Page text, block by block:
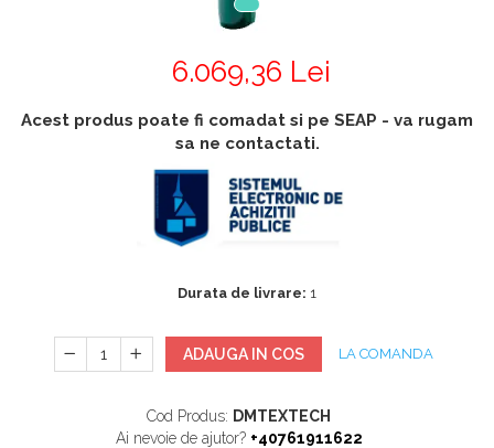
termoviziune
Accesorii De Trecere A Apei Si
Detectoare De Gaze
Dispozitive De Masurare
Diverse Dispozitive De
Filtre Si Sorburi
6.069,36 Lei
Acest produs poate fi comadat si pe SEAP - va rugam
sa ne contactati.
Durata de livrare: 1
ADAUGA IN COS LA COMANDA
Cod Produs: DMTEXTECH
Ai nevoie de ajutor? +40761911622